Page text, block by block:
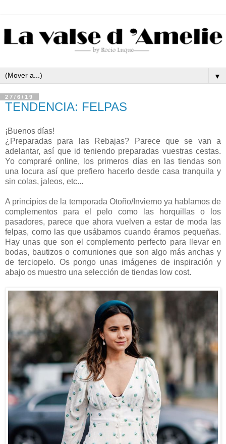
▼
27/6/19
TENDENCIA: FELPAS
¡Buenos días!
¿Preparadas para las Rebajas? Parece que se van a
adelantar, así que id teniendo preparadas vuestras cestas.
Yo compraré online, los primeros días en las tiendas son
una locura así que prefiero hacerlo desde casa tranquila y
sin colas, jaleos, etc...
A principios de la temporada Otoño/Invierno ya hablamos de
complementos para el pelo como las horquillas o los
pasadores, parece que ahora vuelven a estar de moda las
felpas, como las que usábamos cuando éramos pequeñas.
Hay unas que son el complemento perfecto para llevar en
bodas, bautizos o comuniones que son algo más anchas y
de terciopelo. Os pongo unas imágenes de inspiración y
abajo os muestro una selección de tiendas low cost.